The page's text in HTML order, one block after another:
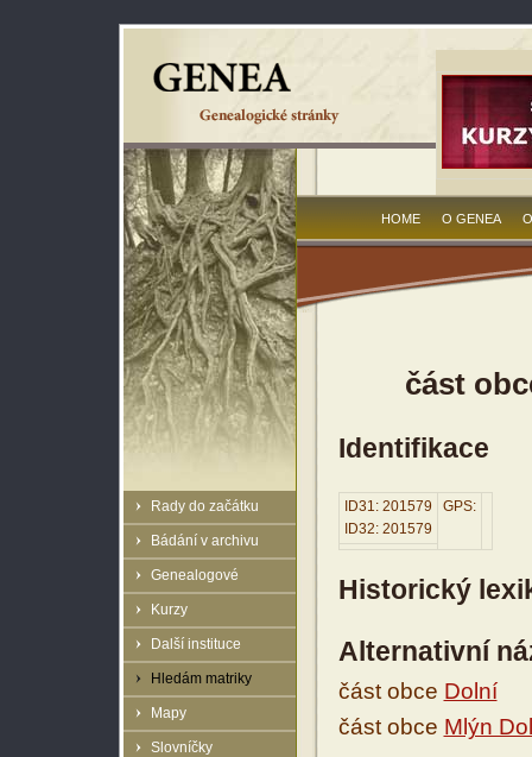
Rady do začátku
Bádání v archivu
Genealogové
Kurzy
Další instituce
Hledám matriky
Mapy
Slovníčky
HOME O GENEA
část
Identifikace
ID31: 201579
ID32: 201579
GPS:
Historický
Alternativní
část obce Dolní
část obce Mlýn